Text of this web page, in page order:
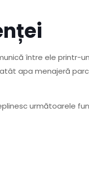
între ele printr-
apa menajeră
următoarele